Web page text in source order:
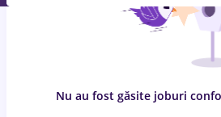
Nu au fost găsite joburi